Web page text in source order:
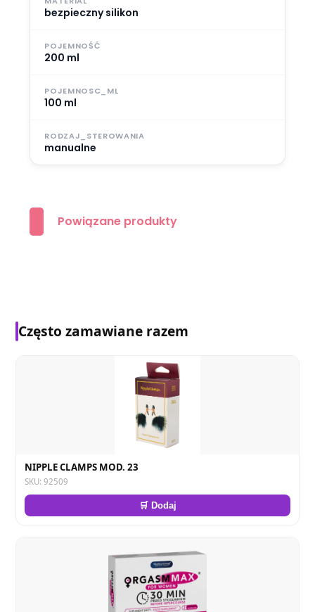
bezpieczny silikon
POJEMNOŚĆ
200 ml
POJEMNOSC_ML
100 ml
RODZAJ_STEROWANIA
manualne
Powiązane produkty
Często zamawiane razem
NIPPLE CLAMPS MOD. 23
SKU: 92509
🛒 Dodaj